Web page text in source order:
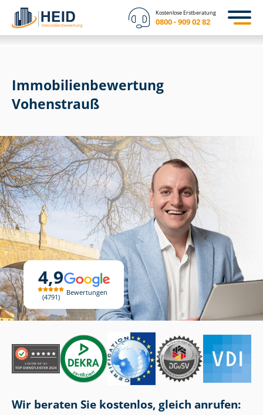
Kostenlose Erstberatung
0800 - 909 02 82
4,9
4791
Bewertungen
Immobilien­bewertung
Vohenstrauß
Wir beraten Sie kostenlos, gleich anrufen: